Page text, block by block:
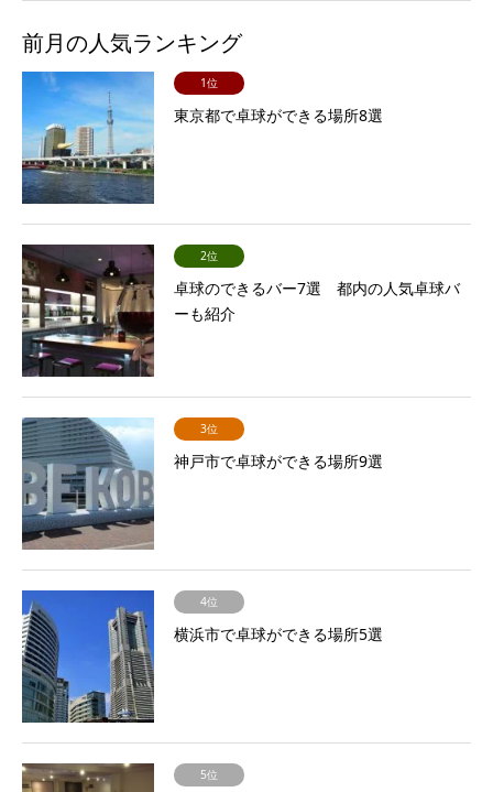
前月の人気ランキング
1位
東京都で卓球ができる場所8選
2位
卓球のできるバー7選 都内の人気卓球バ
ーも紹介
3位
神戸市で卓球ができる場所9選
4位
横浜市で卓球ができる場所5選
5位